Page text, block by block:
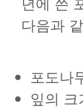
년에 쓴
다음과
포도나
잎의 크